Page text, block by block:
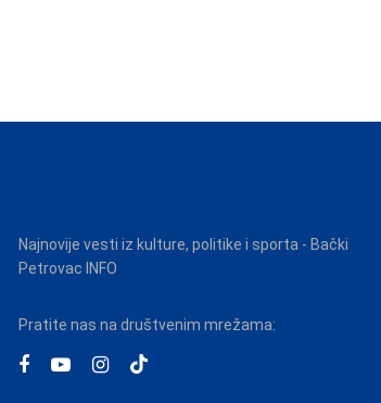
Najnovije vesti iz kulture, politike i sporta - Bački
Petrovac INFO
Pratite nas na društvenim mrežama: